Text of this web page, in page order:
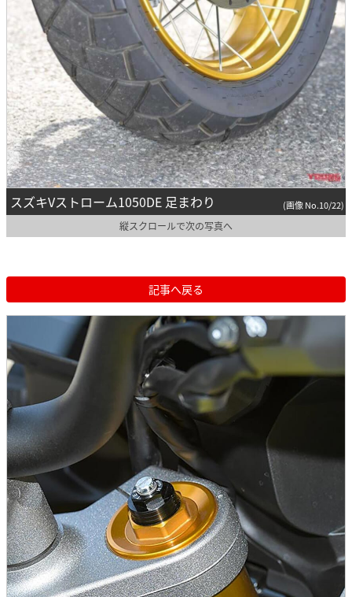
スズキVストローム1050DE 足まわり (画像 No.10/22)
縦スクロールで次の写真へ
記事へ戻る